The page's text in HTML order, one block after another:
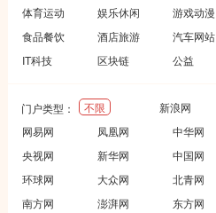
体育运动
娱乐休闲 游戏动漫
食品餐饮
酒店旅游 汽车网站
IT科技
区块链 公益
门户类型： 不限 新浪网
网易网
凤凰网 中华网
央视网
新华网 中国网
环球网
大众网 北青网
南方网
澎湃网 东方网